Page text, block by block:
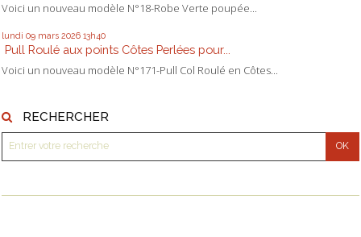
Voici un nouveau modèle N°18-Robe Verte poupée...
lundi 09 mars 2026 13h40
Pull Roulé aux points Côtes Perlées pour...
Voici un nouveau modèle N°171-Pull Col Roulé en Côtes...
RECHERCHER